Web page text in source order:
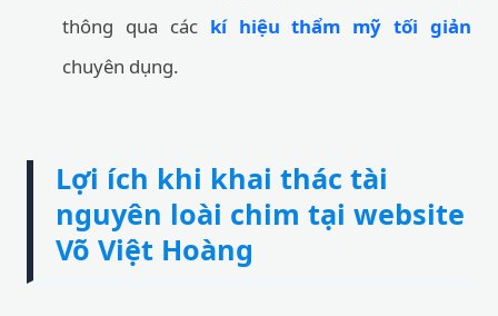
thông qua các kí hiệu thẩm mỹ tối giản
chuyên dụng.
Lợi ích khi khai thác tài
nguyên loài chim tại website
Võ Việt Hoàng